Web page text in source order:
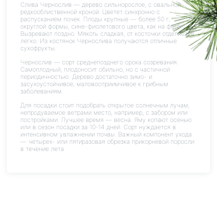
Слива Чернослив — дерево сильнорослое, с овальной
редкооблиственной кроной. Цветет синхронно с
распусканием почек. Плоды крупные — более 50 г,
округлой формы, сине-фиолетового цвета, как на фото.
Вызревают поздно. Мякоть сладкая, от косточки отделяется
легко. Из костянок Чернослива получаются отличные
сухофрукты.
Чернослив — сорт среднепозднего срока созревания.
Самоплодный, плодоносит обильно, но с частичной
периодичностью. Дерево достаточно зимо- и
засухоустойчивое, маловосприимчивое к грибным
заболеваниям.
Для посадки стоит подобрать открытое солнечным лучам,
непродуваемое ветрами место, например, с забором или
постройками. Лучшее время — весна. Яму копают осенью
или в сезон посадки за 10-14 дней. Сорт нуждается в
интенсивном увлажнении почвы. Важный компонент ухода
— четырех- или пятиразовая обрезка прикорневой поросли
в течение лета.